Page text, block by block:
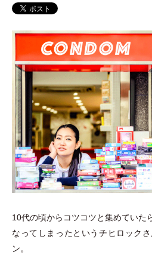
10代の頃からコツコツと集めていた
なってしまったというチヒロック
ン。